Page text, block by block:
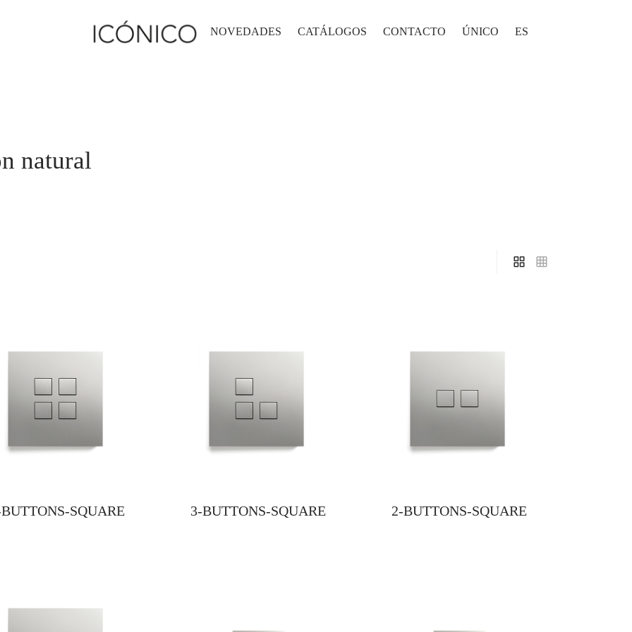
NOVEDADES CATÁLOGOS CONTACTO ÚNICO ES
natural
SQUARE 3-BUTTONS-SQUARE 2-BUTTONS-SQUARE